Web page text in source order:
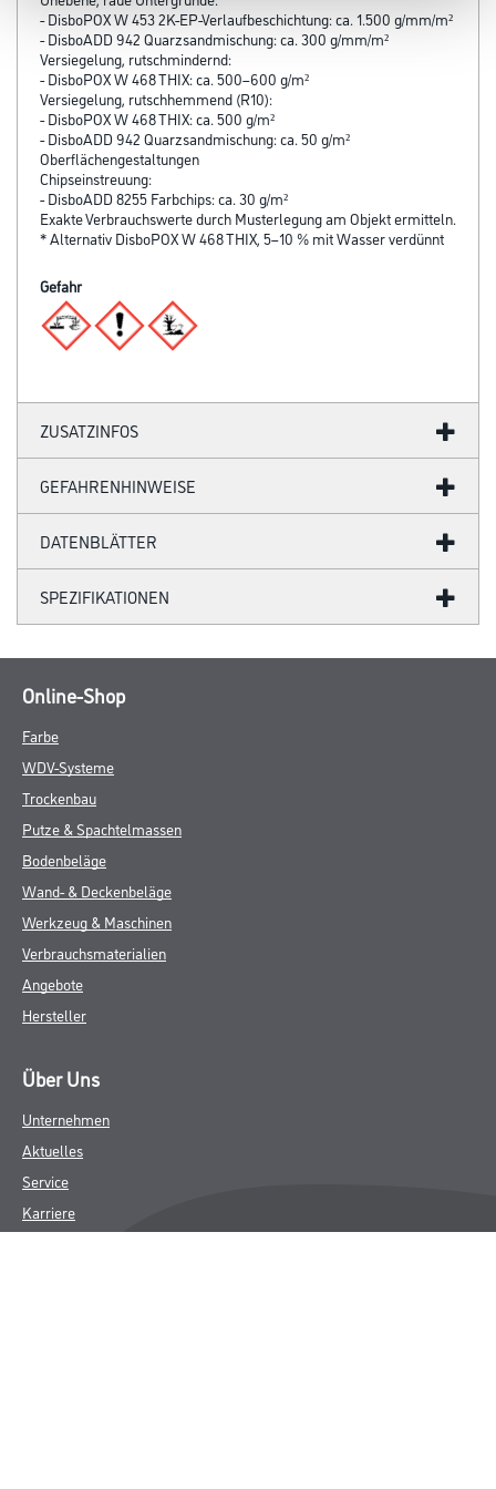
- DisboPOX W 453 2K-EP-Verlaufbeschichtung: ca. 1.500 g/mm/m²
- DisboADD 942 Quarzsandmischung: ca. 300 g/mm/m²
Versiegelung, rutschmindernd:
- DisboPOX W 468 THIX: ca. 500–600 g/m²
Versiegelung, rutschhemmend (R10):
- DisboPOX W 468 THIX: ca. 500 g/m²
- DisboADD 942 Quarzsandmischung: ca. 50 g/m²
Oberflächengestaltungen
Chipseinstreuung:
- DisboADD 8255 Farbchips: ca. 30 g/m²
Exakte Verbrauchswerte durch Musterle­gung am Objekt ermitteln.
* Alternativ DisboPOX W 468 THIX, 5–10 % mit Wasser verdünnt
Gefahr
ZUSATZINFOS
GEFAHRENHINWEISE
DATENBLÄTTER
SPEZIFIKATIONEN
Online-Shop
Farbe
WDV-Systeme
Trockenbau
Putze & Spachtelmassen
Bodenbeläge
Wand- & Deckenbeläge
Werkzeug & Maschinen
Verbrauchsmaterialien
Angebote
Hersteller
Über Uns
Unternehmen
Aktuelles
Service
Karriere